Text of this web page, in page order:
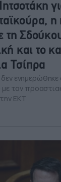
η
τη
και το
Τσίπρα
με τον
ΕΚΤ